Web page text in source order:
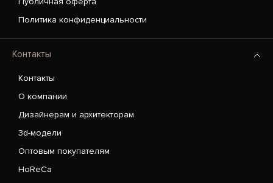
Политика конфиденциальности
Контакты
Контакты
О компании
Дизайнерам и архитекторам
3d-модели
Оптовым покупателям
HoReCa